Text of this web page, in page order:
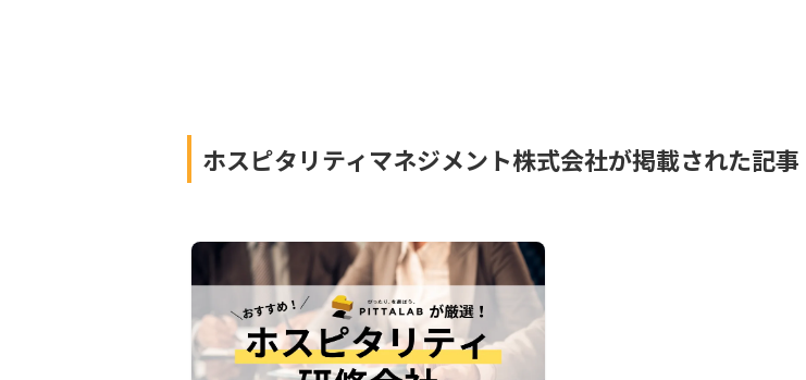
ホスピタリティマネジメント株式会社が掲載された記事